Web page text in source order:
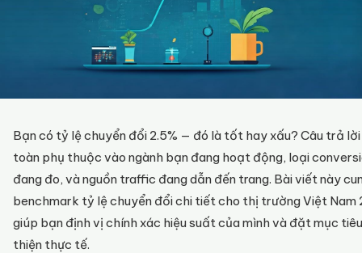
Bạn có tỷ lệ chuyển đổi 2.5% — đó là tốt hay xấu? Câu trả lời
toàn phụ thuộc vào ngành bạn đang hoạt động, loại
đang đo, và nguồn traffic đang dẫn đến trang. Bài viết này
benchmark tỷ lệ chuyển đổi chi tiết cho thị trường Việt Nam
giúp bạn định vị chính xác hiệu suất của mình và đặt mục
thiện thực tế.